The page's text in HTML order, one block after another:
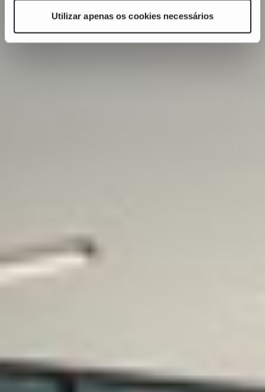
Utilizar apenas os cookies necessários